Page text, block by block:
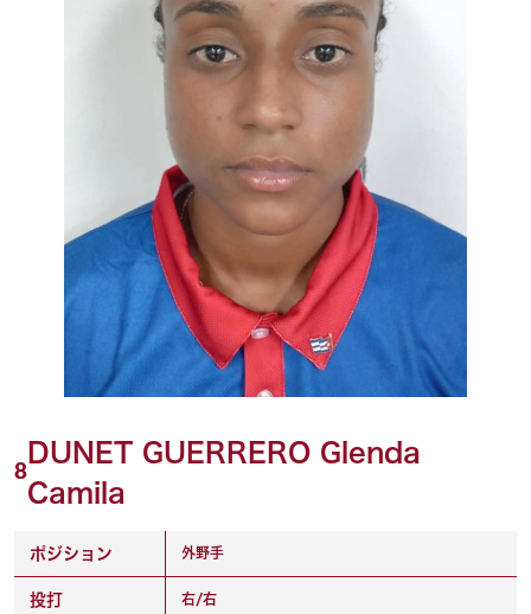
8
DUNET GUERRERO Glenda
Camila
ポジション 外野手
投打 右/右